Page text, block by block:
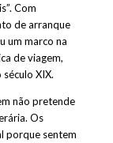
Com
de arranque
um marco na
de viagem,
XIX.
não pretende
Os
porque sentem